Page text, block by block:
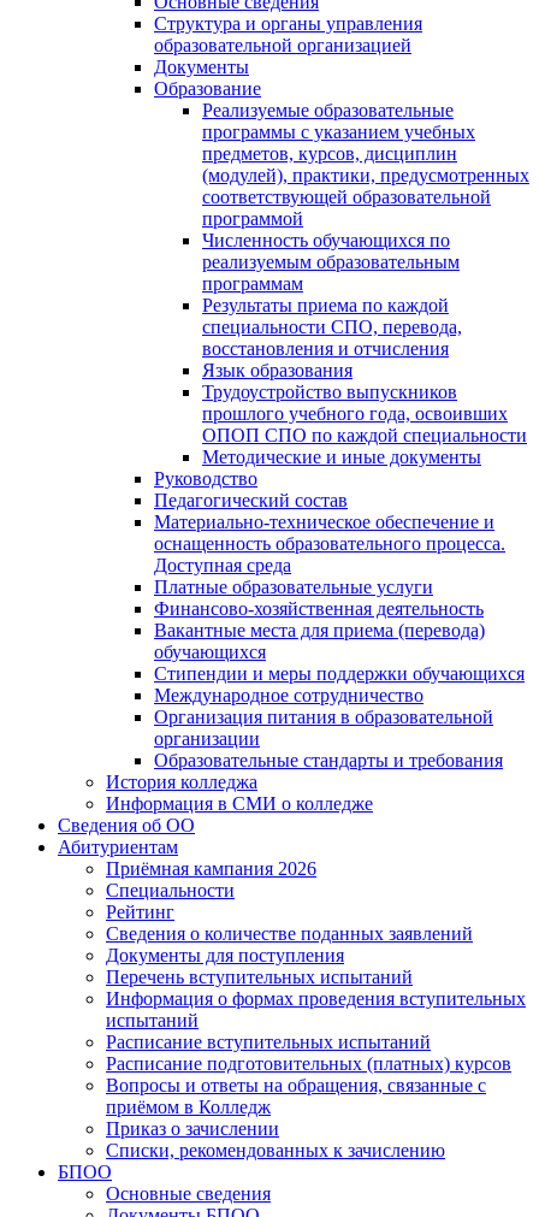
Структура и органы управления
образовательной организацией
Документы
Образование
Реализуемые образовательные
программы с указанием учебных
предметов, курсов, дисциплин
(модулей), практики, предусмотренных
соответствующей образовательной
программой
Численность обучающихся по
реализуемым образовательным
программам
Результаты приема по каждой
специальности СПО, перевода,
восстановления и отчисления
Язык образования
Трудоустройство выпускников
прошлого учебного года, освоивших
ОПОП СПО по каждой специальности
Методические и иные документы
Руководство
Педагогический состав
Материально-техническое обеспечение и
оснащенность образовательного процесса.
Доступная среда
Платные образовательные услуги
Финансово-хозяйственная деятельность
Вакантные места для приема (перевода)
обучающихся
Стипендии и меры поддержки обучающихся
Международное сотрудничество
Организация питания в образовательной
организации
Образовательные стандарты и требования
История колледжа
Информация в СМИ о колледже
Сведения об ОО
Абитуриентам
Приёмная кампания 2026
Специальности
Рейтинг
Сведения о количестве поданных заявлений
Документы для поступления
Перечень вступительных испытаний
Информация о формах проведения вступительных
испытаний
Расписание вступительных испытаний
Расписание подготовительных (платных) курсов
Вопросы и ответы на обращения, связанные с
приёмом в Колледж
Приказ о зачислении
Списки, рекомендованных к зачислению
БПОО
Основные сведения